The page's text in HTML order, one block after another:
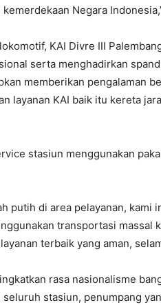
Negara
KAI Divre III
serta menghadirkan
memberikan pengalaman
layanan KAI baik itu kereta
putih di area pelayanan, kami
transportasi massal
terbaik yang aman,
rasa nasionalisme
seluruh stasiun, penumpang